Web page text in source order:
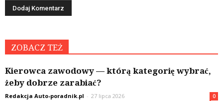
ZOBACZ TEŻ
Kierowca zawodowy — którą kategorię wybrać,
żeby dobrze zarabiać?
Redakcja Auto-poradnik.pl - 27 lipca 2026 0